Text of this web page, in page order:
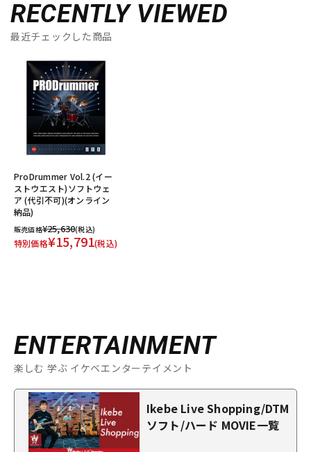
RECENTLY VIEWED
最近チェックした商品
ProDrummer Vol.2 (イー
ストウエスト)ソフトウェ
ア (代引不可)(オンライン
納品)
販売価格¥25,630(税込)
特別価格¥15,791(税込)
ENTERTAINMENT
楽しむ 学ぶ イケベエンターテイメント
Ikebe Live Shopping/DTM
ソフト/ハード MOVIE一覧